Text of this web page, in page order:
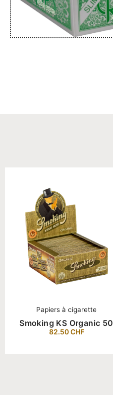
Papiers à cigarette
Smoking KS Organic 50
82.50CHF